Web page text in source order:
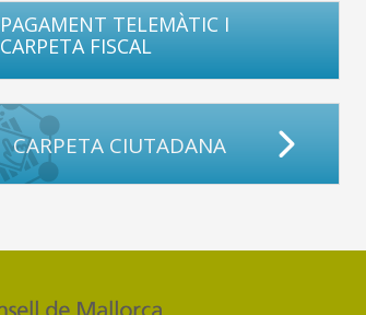
PAGAMENT TELEMÀTIC I
CARPETA FISCAL
CARPETA CIUTADANA